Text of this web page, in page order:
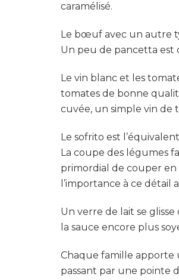
caramélisé.
Le bœuf avec un autre
Un peu de pancetta est
Le vin blanc et les
tomates de bonne
cuvée, un simple vin de
Le sofrito est
La coupe des légumes
primordial de couper en
l’importance à ce
Un verre de lait se
la sauce encore plus
Chaque famille apporte
passant par une pointe